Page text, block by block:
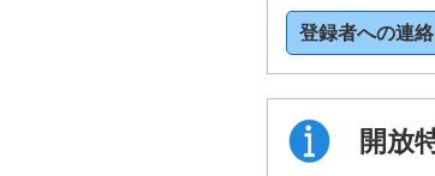
登録者への連
開放